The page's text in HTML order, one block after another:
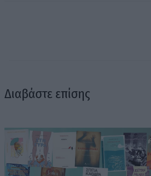
Διαβάστε επίσης